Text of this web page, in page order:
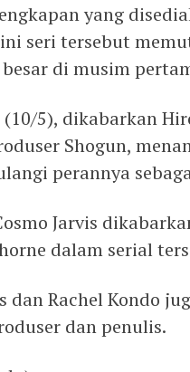
yang
seri tersebut
di musim
(10/5), dikabarkan
Shogun,
perannya
Jarvis
dalam serial
dan Rachel Kondo
dan penulis.